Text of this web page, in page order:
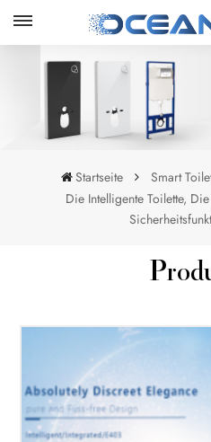
Startseite Smart
Die Intelligente Toilette,